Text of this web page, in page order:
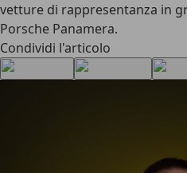
vetture di rappresentanza in
Porsche Panamera.
Condividi l'articolo